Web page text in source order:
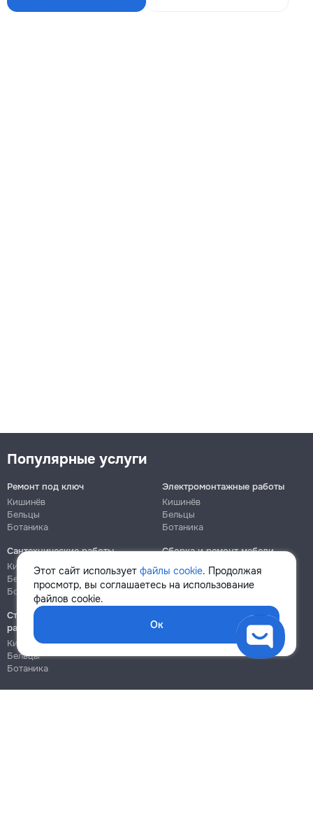
Этот сайт использует файлы cookie. Продолжая
просмотр, вы соглашаетесь на использование
файлов cookie.
Ок
Популярные услуги
Ремонт под ключ
Кишинёв
Бельцы
Ботаника
Электромонтажные работы
Кишинёв
Бельцы
Ботаника
Сантехнические работы
Кишинёв
Бельцы
Ботаника
Сборка и ремонт мебели
Кишинёв
Ботаника
Строительно-монтажные
работы
Кишинёв
Бельцы
Ботаника